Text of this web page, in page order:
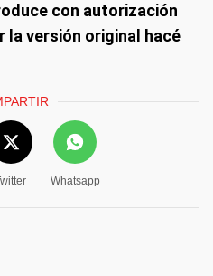
con autorización
la versión original hacé
Whatsapp